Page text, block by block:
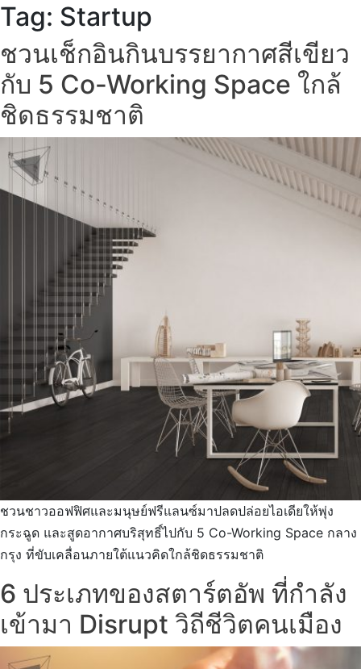
Tag: Startup
ชวนเช็กอินกินบรรยากาศสีเขียว
กับ 5 Co-Working Space ใกล้
ชิดธรรมชาติ
ชวนชาวออฟฟิศและมนุษย์ฟรีแลนซ์มาปลดปล่อยไอเดียให้พุ่ง
กระฉูด และสูดอากาศบริสุทธิ์ไปกับ 5 Co-Working Space กลาง
กรุง ที่ขับเคลื่อนภายใต้แนวคิดใกล้ชิดธรรมชาติ
6 ประเภทของสตาร์ตอัพ ที่กำลัง
เข้ามา Disrupt วิถีชีวิตคนเมือง